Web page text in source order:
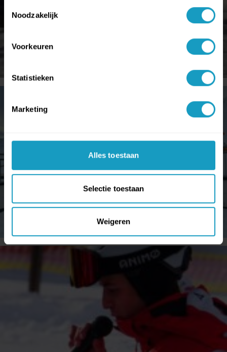
Noodzakelijk
Voorkeuren
Statistieken
Marketing
Alles toestaan
Selectie toestaan
Weigeren